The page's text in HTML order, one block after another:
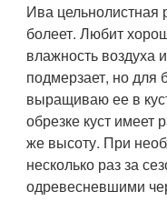
Ива цельнолистная
болеет. Любит
влажность воздуха
подмерзает, но для
выращиваю ее в
обрезке куст
же высоту. При
несколько раз за
одревесневшими